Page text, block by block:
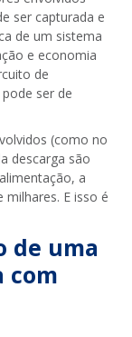
ser capturada e
de um sistema
e economia
de
ser de
(como no
descarga são
a
milhares. E isso é
de uma
com